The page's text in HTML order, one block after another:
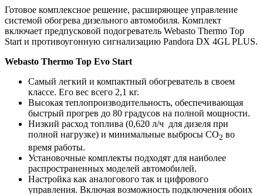
Готовое комплексное решение, расширяющее управление
системой обогрева дизельного автомобиля. Комплект
включает предпусковой подогреватель Webasto Thermo Top
Start и противоугонную сигнализацию Pandora DX 4GL PLUS.
Webasto Thermo Top Evo Start
Самый легкий и компактный обогреватель в своем
классе. Его вес всего 2,1 кг.
Высокая теплопроизводительность, обеспечивающая
быстрый прогрев до 80 градусов на полной мощности.
Низкий расход топлива (0,620 л/ч для дизеля при
полной нагрузке) и минимальные выбросы CO2 во
время работы.
Установочные комплекты подходят для наиболее
распространенных моделей автомобилей.
Настройка как аналогового так и цифрового
управления. Включая возможность подключения обоих